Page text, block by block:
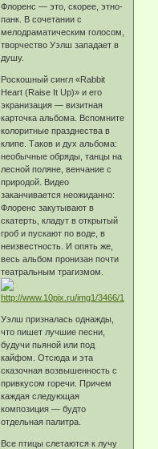
Флоренс — это, скорее, этно-
панк. В сочетании с
мелодраматическим голосом,
творчество Уэлш западает в
душу.
Роскошный сингл «Rabbit
Heart (Raise It Up)» и его
экранизация — визитная
карточка альбома. Вспомните
колоритные празднества в
клипе. Таков и дух альбома:
необычные обряды, танцы на
лесной поляне, венчание с
природой. Видео
заканчивается неожиданно:
Флоренс закутывают в
скатерть, кладут в открытый
гроб и пускают по воде, в
неизвестность. И опять же,
весь альбом пронизан почти
театральным трагизмом.
Уэлш призналась однажды,
что пишет лучшие песни,
будучи пьяной или под
кайфом. Отсюда и эта
сказочная возвышенность с
привкусом горечи. Причем
каждая следующая
композиция — будто
отдельная палитра.
Все птицы слетаются к лучу